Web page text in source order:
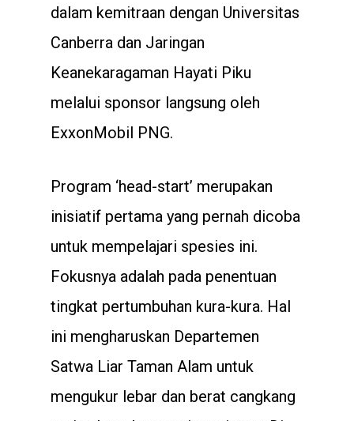
dalam kemitraan dengan Universitas
Canberra dan Jaringan
Keanekaragaman Hayati Piku
melalui sponsor langsung oleh
ExxonMobil PNG.
Program ‘head-start’ merupakan
inisiatif pertama yang pernah dicoba
untuk mempelajari spesies ini.
Fokusnya adalah pada penentuan
tingkat pertumbuhan kura-kura. Hal
ini mengharuskan Departemen
Satwa Liar Taman Alam untuk
mengukur lebar dan berat cangkang